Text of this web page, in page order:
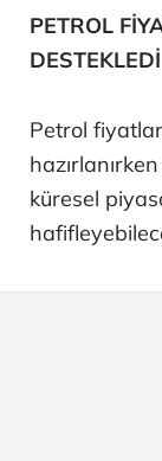
PETROL
DESTEKLEDİ
Petrol
küresel